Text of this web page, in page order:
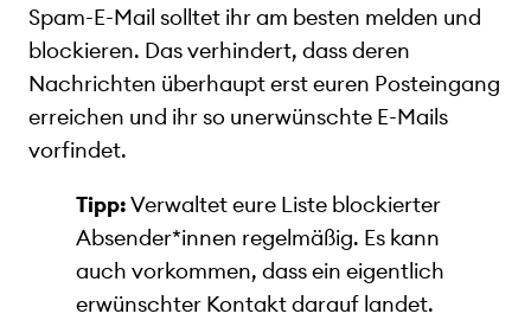
Spam-E-Mail solltet ihr am besten melden und
blockieren. Das verhindert, dass deren
Nachrichten überhaupt erst euren Posteingang
erreichen und ihr so unerwünschte E-Mails
vorfindet.
Tipp:Verwaltet eure Liste blockierter
Absender*innen regelmäßig. Es kann
auch vorkommen, dass ein eigentlich
erwünschter Kontakt darauf landet.